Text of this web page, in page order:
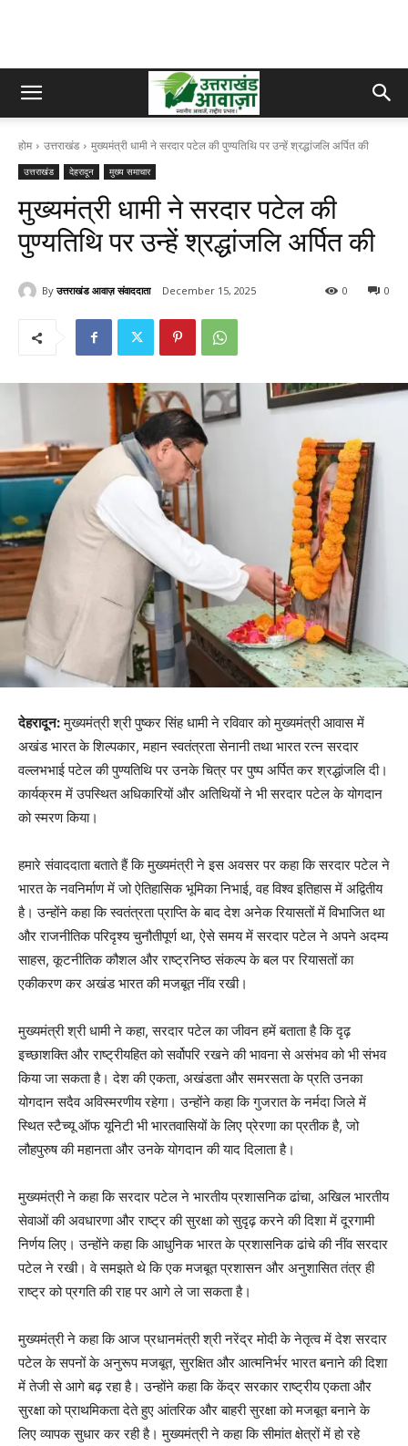
होम उत्तराखंड मुख्यमंत्री धामी ने सरदार पटेल की पुण्यतिथि पर उन्हें श्रद्धांजलि अर्पित की
उत्तराखंड देहरादून मुख्य समाचार
मुख्यमंत्री धामी ने सरदार पटेल की
पुण्यतिथि पर उन्हें श्रद्धांजलि अर्पित की
By उत्तराखंड आवाज़ संवाददाता December 15, 2025 0
0
देहरादून:मुख्यमंत्री श्री पुष्कर सिंह धामी ने रविवार को मुख्यमंत्री आवास में
अखंड भारत के शिल्पकार, महान स्वतंत्रता सेनानी तथा भारत रत्न सरदार
वल्लभभाई पटेल की पुण्यतिथि पर उनके चित्र पर पुष्प अर्पित कर श्रद्धांजलि दी।
कार्यक्रम में उपस्थित अधिकारियों और अतिथियों ने भी सरदार पटेल के योगदान
को स्मरण किया।
हमारे संवाददाता बताते हैं कि मुख्यमंत्री ने इस अवसर पर कहा कि सरदार पटेल ने
भारत के नवनिर्माण में जो ऐतिहासिक भूमिका निभाई, वह विश्व इतिहास में अद्वितीय
है। उन्होंने कहा कि स्वतंत्रता प्राप्ति के बाद देश अनेक रियासतों में विभाजित था
और राजनीतिक परिदृश्य चुनौतीपूर्ण था, ऐसे समय में सरदार पटेल ने अपने अदम्य
साहस, कूटनीतिक कौशल और राष्ट्रनिष्ठ संकल्प के बल पर रियासतों का
एकीकरण कर अखंड भारत की मजबूत नींव रखी।
मुख्यमंत्री श्री धामी ने कहा, सरदार पटेल का जीवन हमें बताता है कि दृढ़
इच्छाशक्ति और राष्ट्रीयहित को सर्वोपरि रखने की भावना से असंभव को भी संभव
किया जा सकता है। देश की एकता, अखंडता और समरसता के प्रति उनका
योगदान सदैव अविस्मरणीय रहेगा। उन्होंने कहा कि गुजरात के नर्मदा जिले में
स्थित स्टैच्यू ऑफ यूनिटी भी भारतवासियों के लिए प्रेरणा का प्रतीक है, जो
लौहपुरुष की महानता और उनके योगदान की याद दिलाता है।
मुख्यमंत्री ने कहा कि सरदार पटेल ने भारतीय प्रशासनिक ढांचा, अखिल भारतीय
सेवाओं की अवधारणा और राष्ट्र की सुरक्षा को सुदृढ़ करने की दिशा में दूरगामी
निर्णय लिए। उन्होंने कहा कि आधुनिक भारत के प्रशासनिक ढांचे की नींव सरदार
पटेल ने रखी। वे समझते थे कि एक मजबूत प्रशासन और अनुशासित तंत्र ही
राष्ट्र को प्रगति की राह पर आगे ले जा सकता है।
मुख्यमंत्री ने कहा कि आज प्रधानमंत्री श्री नरेंद्र मोदी के नेतृत्व में देश सरदार
पटेल के सपनों के अनुरूप मजबूत, सुरक्षित और आत्मनिर्भर भारत बनाने की दिशा
में तेजी से आगे बढ़ रहा है। उन्होंने कहा कि केंद्र सरकार राष्ट्रीय एकता और
सुरक्षा को प्राथमिकता देते हुए आंतरिक और बाहरी सुरक्षा को मजबूत बनाने के
लिए व्यापक सुधार कर रही है। मुख्यमंत्री ने कहा कि सीमांत क्षेत्रों में हो रहे